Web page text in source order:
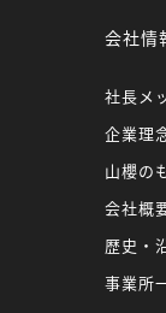
会社情
社長メ
企業理
山櫻の
会社概
歴史・
事業所